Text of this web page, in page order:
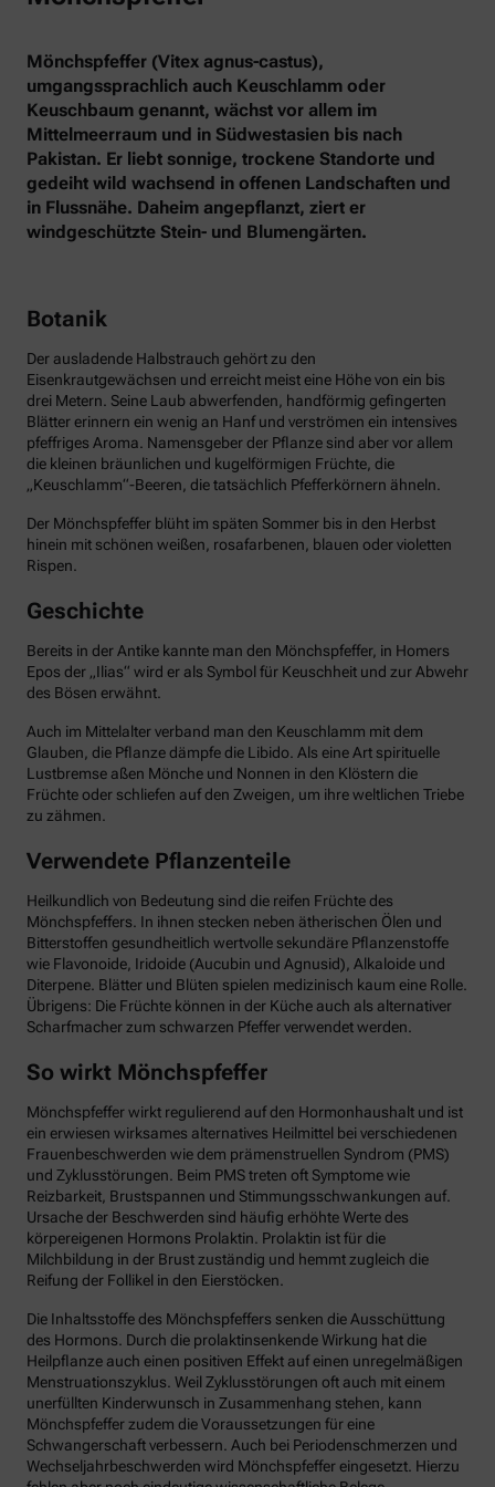
Mönchspfeffer (Vitex agnus-castus),
umgangssprachlich auch Keuschlamm oder
Keuschbaum genannt, wächst vor allem im
Mittelmeerraum und in Südwestasien bis nach
Pakistan. Er liebt sonnige, trockene Standorte und
gedeiht wild wachsend in offenen Landschaften und
in Flussnähe. Daheim angepflanzt, ziert er
windgeschützte Stein- und Blumengärten.
Botanik
Der ausladende Halbstrauch gehört zu den
Eisenkrautgewächsen und erreicht meist eine Höhe von ein bis
drei Metern. Seine Laub abwerfenden, handförmig gefingerten
Blätter erinnern ein wenig an Hanf und verströmen ein intensives
pfeffriges Aroma. Namensgeber der Pflanze sind aber vor allem
die kleinen bräunlichen und kugelförmigen Früchte, die
„Keuschlamm“-Beeren, die tatsächlich Pfefferkörnern ähneln.
Der Mönchspfeffer blüht im späten Sommer bis in den Herbst
hinein mit schönen weißen, rosafarbenen, blauen oder violetten
Rispen.
Geschichte
Bereits in der Antike kannte man den Mönchspfeffer, in Homers
Epos der „Ilias“ wird er als Symbol für Keuschheit und zur Abwehr
des Bösen erwähnt.
Auch im Mittelalter verband man den Keuschlamm mit dem
Glauben, die Pflanze dämpfe die Libido. Als eine Art spirituelle
Lustbremse aßen Mönche und Nonnen in den Klöstern die
Früchte oder schliefen auf den Zweigen, um ihre weltlichen Triebe
zu zähmen.
Verwendete Pflanzenteile
Heilkundlich von Bedeutung sind die reifen Früchte des
Mönchspfeffers. In ihnen stecken neben ätherischen Ölen und
Bitterstoffen gesundheitlich wertvolle sekundäre Pflanzenstoffe
wie Flavonoide, Iridoide (Aucubin und Agnusid), Alkaloide und
Diterpene. Blätter und Blüten spielen medizinisch kaum eine Rolle.
Übrigens: Die Früchte können in der Küche auch als alternativer
Scharfmacher zum schwarzen Pfeffer verwendet werden.
So wirkt Mönchspfeffer
Mönchspfeffer wirkt regulierend auf den Hormonhaushalt und ist
ein erwiesen wirksames alternatives Heilmittel bei verschiedenen
Frauenbeschwerden wie dem prämenstruellen Syndrom (PMS)
und Zyklusstörungen. Beim PMS treten oft Symptome wie
Reizbarkeit, Brustspannen und Stimmungsschwankungen auf.
Ursache der Beschwerden sind häufig erhöhte Werte des
körpereigenen Hormons Prolaktin. Prolaktin ist für die
Milchbildung in der Brust zuständig und hemmt zugleich die
Reifung der Follikel in den Eierstöcken.
Die Inhaltsstoffe des Mönchspfeffers senken die Ausschüttung
des Hormons. Durch die prolaktinsenkende Wirkung hat die
Heilpflanze auch einen positiven Effekt auf einen unregelmäßigen
Menstruationszyklus. Weil Zyklusstörungen oft auch mit einem
unerfüllten Kinderwunsch in Zusammenhang stehen, kann
Mönchspfeffer zudem die Voraussetzungen für eine
Schwangerschaft verbessern. Auch bei Periodenschmerzen und
Wechseljahrbeschwerden wird Mönchspfeffer eingesetzt. Hierzu